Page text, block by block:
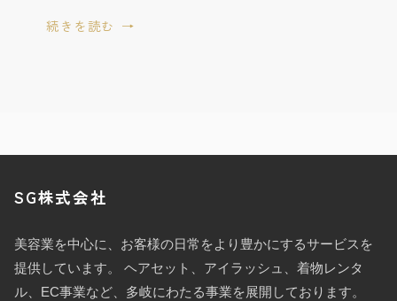
続きを読む
SG株式会社
美容業を中心に、お客様の日常をより豊かにするサービスを
提供しています。 ヘアセット、アイラッシュ、着物レンタ
ル、EC事業など、多岐にわたる事業を展開しております。